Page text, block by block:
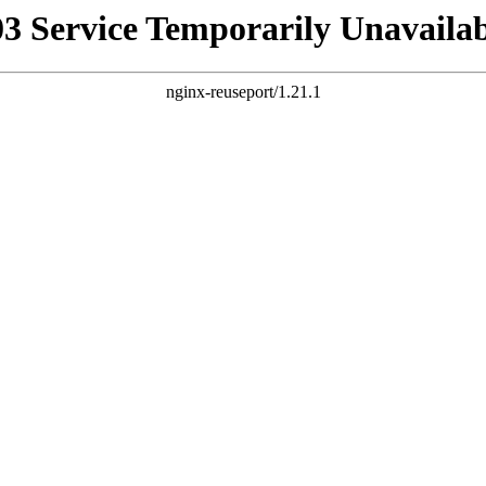
Service Temporarily
nginx-reuseport/1.21.1